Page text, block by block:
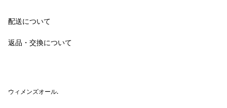
配送について
返品・交換について
ウィメンズオール.